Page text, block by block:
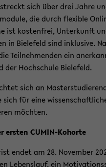
sich über drei Jahre
die durch fle­xi­ble
ist kos­ten­frei, Un­ter­kunft
in Bie­le­feld sind in­klu­si­ve.
Teil­neh­men­den ein
der Hoch­schu­le Bie­le­feld.
sich an
sich für eine
möch­ten.
ers­ten CUMIN-​Kohorte
endet am 28. No­vem­ber
Le­bens­lauf, ein